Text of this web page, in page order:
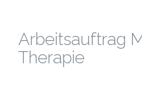
Arbeitsauftrag
Therapie